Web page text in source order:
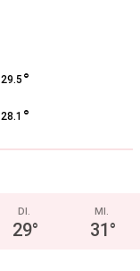
29.5 °
28.1 °
DI.
29°
MI.
31°